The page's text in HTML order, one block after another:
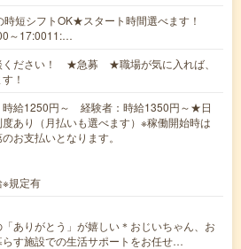
短シフトOK★スタート時間選べます！
～17:0011:…
ください！ ★急募 ★職場が気に入れば、
！
時給1250円～ 経験者：時給1350円～★日
あり（月払いも選べます）※稼働開始時は
お支払いとなります。
規定有
「ありがとう」が嬉しい＊おじいちゃん、お
す施設での生活サポートをお任せ…